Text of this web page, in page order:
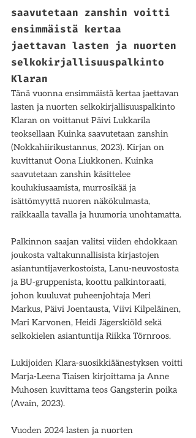
saavutetaan zanshin voitti
ensimmäistä kertaa
jaettavan lasten ja nuorten
selkokirjallisuuspalkinto
Klaran
Tänä vuonna ensimmäistä kertaa jaettavan
lasten ja nuorten selkokirjallisuuspalkinto
Klaran on voittanut Päivi Lukkarila
teoksellaan Kuinka saavutetaan zanshin
(Nokkahiirikustannus, 2023). Kirjan on
kuvittanut Oona Liukkonen. Kuinka
saavutetaan zanshin käsittelee
koulukiusaamista, murrosikää ja
isättömyyttä nuoren näkökulmasta,
raikkaalla tavalla ja huumoria unohtamatta.
Palkinnon saajan valitsi viiden ehdokkaan
joukosta valtakunnallisista kirjastojen
asiantuntijaverkostoista, Lanu-neuvostosta
ja BU-gruppenista, koottu palkintoraati,
johon kuuluvat puheenjohtaja Meri
Markus, Päivi Joentausta, Viivi Kilpeläinen,
Mari Karvonen, Heidi Jägerskiöld sekä
selkokielen asiantuntija Riikka Törnroos.
Lukijoiden Klara-suosikkiäänestyksen voitti
Marja-Leena Tiaisen kirjoittama ja Anne
Muhosen kuvittama teos Gangsterin poika
(Avain, 2023).
Vuoden 2024 lasten ja nuorten